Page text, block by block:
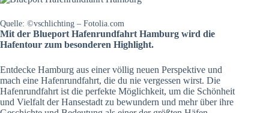
Quelle: ©vschlichting – Fotolia.com
Mit der Blueport Hafenrundfahrt Hamburg wird die
Hafentour zum besonderen Highlight.
Entdecke Hamburg aus einer völlig neuen Perspektive und
mach eine Hafenrundfahrt, die du nie vergessen wirst. Die
Hafenrundfahrt ist die perfekte Möglichkeit, um die Schönheit
und Vielfalt der Hansestadt zu bewundern und mehr über ihre